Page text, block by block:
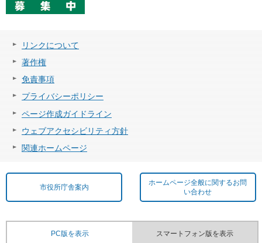
リンクについて
著作権
免責事項
プライバシーポリシー
ページ作成ガイドライン
ウェブアクセシビリティ方針
関連ホームページ
市役所庁舎案内
ホームページ全般に関するお問
い合わせ
PC版を表示 スマートフォン版を表示